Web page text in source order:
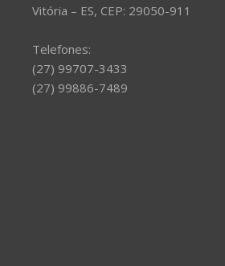
Vitória – ES, CEP: 29050-911
Telefones:
(27) 99707-3433
(27) 99886-7489